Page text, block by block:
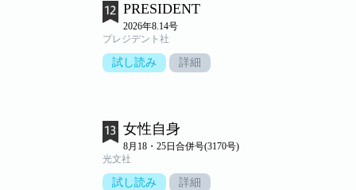
PRESIDENT
2026年8.14号
プレジデント社
試し読み 詳細
女性自身
8月18・25日合併号(3170号)
光文社
試し読み 詳細